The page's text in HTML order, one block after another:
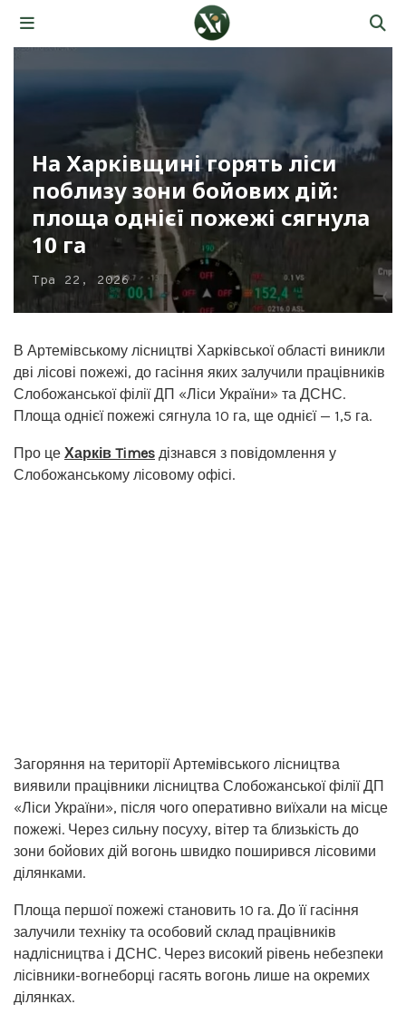
На Харківщині горять ліси
поблизу зони бойових дій:
площа однієї пожежі сягнула
10 га
Тра 22, 2026
В Артемівському лісництві Харківської області виникли
дві лісові пожежі, до гасіння яких залучили працівників
Слобожанської філії ДП «Ліси України» та ДСНС.
Площа однієї пожежі сягнула 10 га, ще однієї — 1,5 га.
Про це Харків Times дізнався з повідомлення у
Слобожанському лісовому офісі.
Загоряння на території Артемівського лісництва
виявили працівники лісництва Слобожанської філії ДП
«Ліси України», після чого оперативно виїхали на місце
пожежі. Через сильну посуху, вітер та близькість до
зони бойових дій вогонь швидко поширився лісовими
ділянками.
Площа першої пожежі становить 10 га. До її гасіння
залучили техніку та особовий склад працівників
надлісництва і ДСНС. Через високий рівень небезпеки
лісівники-вогнеборці гасять вогонь лише на окремих
ділянках.